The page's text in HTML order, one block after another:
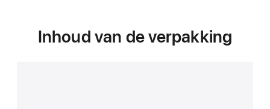
Inhoud van de verpakking